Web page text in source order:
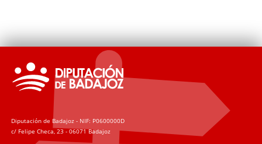
Diputación de Badajoz - NIF: P0600000D
c/ Felipe Checa, 23 - 06071 Badajoz